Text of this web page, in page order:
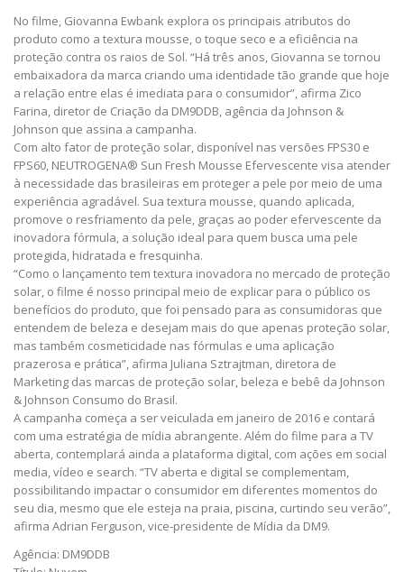
No filme, Giovanna Ewbank explora os principais atributos do
produto como a textura mousse, o toque seco e a eficiência na
proteção contra os raios de Sol. “Há três anos, Giovanna se tornou
embaixadora da marca criando uma identidade tão grande que hoje
a relação entre elas é imediata para o consumidor”, afirma Zico
Farina, diretor de Criação da DM9DDB, agência da Johnson &
Johnson que assina a campanha.
Com alto fator de proteção solar, disponível nas versões FPS30 e
FPS60, NEUTROGENA® Sun Fresh Mousse Efervescente visa atender
à necessidade das brasileiras em proteger a pele por meio de uma
experiência agradável. Sua textura mousse, quando aplicada,
promove o resfriamento da pele, graças ao poder efervescente da
inovadora fórmula, a solução ideal para quem busca uma pele
protegida, hidratada e fresquinha.
“Como o lançamento tem textura inovadora no mercado de proteção
solar, o filme é nosso principal meio de explicar para o público os
benefícios do produto, que foi pensado para as consumidoras que
entendem de beleza e desejam mais do que apenas proteção solar,
mas também cosmeticidade nas fórmulas e uma aplicação
prazerosa e prática”, afirma Juliana Sztrajtman, diretora de
Marketing das marcas de proteção solar, beleza e bebê da Johnson
& Johnson Consumo do Brasil.
A campanha começa a ser veiculada em janeiro de 2016 e contará
com uma estratégia de mídia abrangente. Além do filme para a TV
aberta, contemplará ainda a plataforma digital, com ações em social
media, vídeo e search. “TV aberta e digital se complementam,
possibilitando impactar o consumidor em diferentes momentos do
seu dia, mesmo que ele esteja na praia, piscina, curtindo seu verão”,
afirma Adrian Ferguson, vice-presidente de Mídia da DM9.
Agência: DM9DDB